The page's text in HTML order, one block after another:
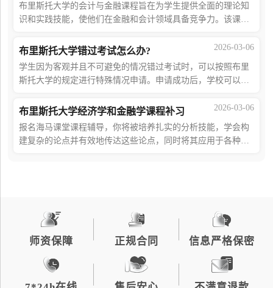
布里斯托大学的会计与金融课程旨在为学生提供全面的理论知
识和实践技能，使他们在金融和会计领域具备竞争力。该课程
神。学生将在学习过程中深入了解会计和
2026-03-06
布里斯托大学错过考试怎么办?
学生因为客观并且不可避免的情况错过考试时，可以按照布里
斯托大学的规定进行特殊情况申请。申请成功后，学校可以按
解更多政策详情的学生，可以点击蓝字
2026-03-06
布里斯托大学经济学和金融学课程补习
报名海马课堂课程辅导，你将被培养扎实的分析技能，学会构
建复杂的论点并有效地传达这些论点，同时将其应用于各种经
师资保障 正规合同 信息严格保密